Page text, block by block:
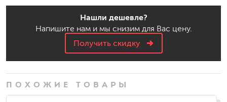
Нашли дешевле?
Напишите нам и мы снизим для Вас цену.
Получить скидку
ПОХОЖИЕ ТОВАРЫ